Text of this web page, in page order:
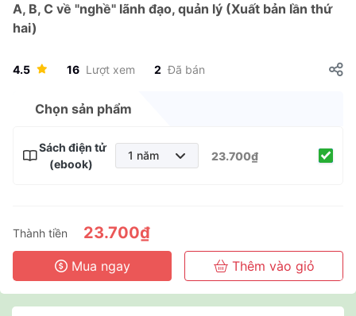
A, B, C về "nghề" lãnh đạo, quản lý (Xuất bản lần thứ
hai)
4.5 16 Lượt xem 2 Đã bán
Chọn sản phẩm
Sách điện tử
(ebook)
1 năm
3 năm
23.700₫
Thành tiền 23.700₫
Mua ngay Thêm vào giỏ